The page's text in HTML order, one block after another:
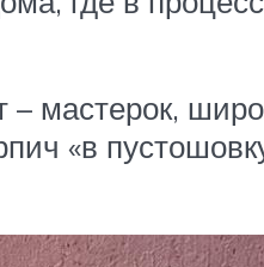
мастерок,
«в